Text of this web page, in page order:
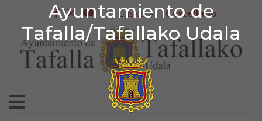
Ayuntamiento de
Tafalla/Tafallako Udala
Ir al contenido
Ayuntamiento de
facebook
twitter
youtube
Euskera Castellano